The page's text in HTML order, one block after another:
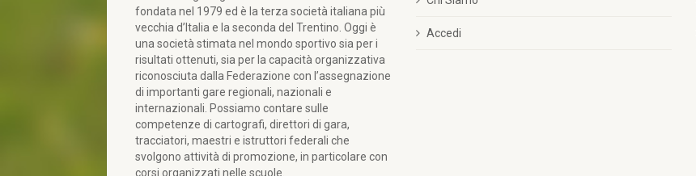
fondata nel 1979 ed è la terza società italiana più
vecchia d’Italia e la seconda del Trentino. Oggi è
una società stimata nel mondo sportivo sia per i
risultati ottenuti, sia per la capacità organizzativa
riconosciuta dalla Federazione con l’assegnazione
di importanti gare regionali, nazionali e
internazionali. Possiamo contare sulle
competenze di cartografi, direttori di gara,
tracciatori, maestri e istruttori federali che
svolgono attività di promozione, in particolare con
corsi organizzati nelle scuole.
Accedi